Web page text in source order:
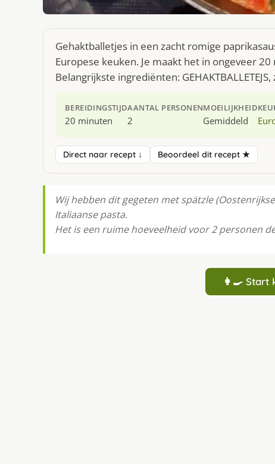
Gehaktballetjes in een zacht romige
Europese keuken. Je maakt het in ongeveer
Belangrijkste ingrediënten:
BEREIDINGSTIJD
20 minuten
AANTAL PERSONEN
2
MOEILIJKHEID
Gemiddeld
Direct naar recept ↓ Beoordeel dit recept ★
Wij hebben dit gegeten met spätzle
Italiaanse pasta.
Het is een ruime hoeveelheid voor 2 personen
👩‍🍳 Start